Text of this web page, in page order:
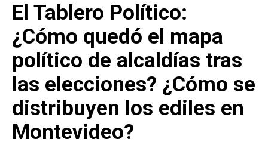
El Tablero Político:
¿Cómo quedó el mapa
político de alcaldías tras
las elecciones? ¿Cómo se
distribuyen los ediles en
Montevideo?